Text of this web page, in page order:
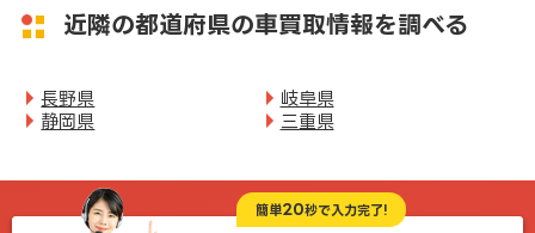
近隣の都道府県の車買取情報を調べる
長野県
岐阜県
静岡県
三重県
簡単20秒で入力完了!